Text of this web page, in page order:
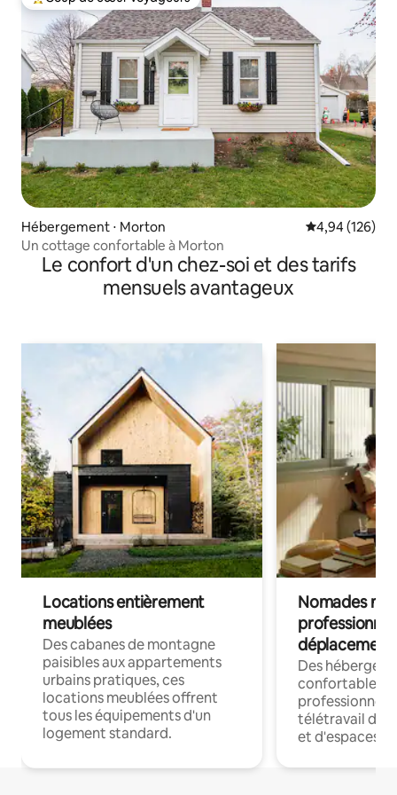
Coups de cœur voyageurs les plus appréciés
Hébergement ⋅ Morton Évaluation
4,94 (126)
Un cottage confortable à Morton
Le confort d'un chez-soi et des tarifs
mensuels avantageux
Locations entièrement
meublées
Des cabanes de montagne
paisibles aux appartements
urbains pratiques, ces
locations meublées offrent
tous les équipements d'un
logement standard.
Nomades
déplacement
Des
confortables
professionnels
télétravail
et d'espaces